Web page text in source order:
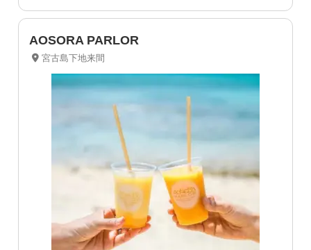
AOSORA PARLOR
宮古島下地来間